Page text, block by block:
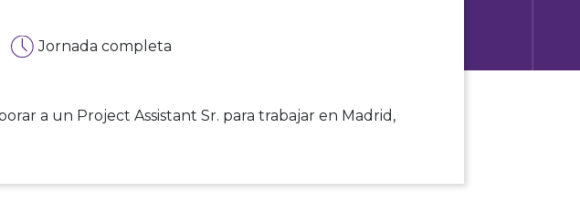
Jornada completa
a un Project Assistant Sr. para trabajar en Madrid,